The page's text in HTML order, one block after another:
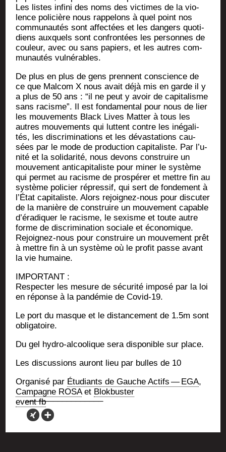
Les listes infi­ni des noms des vic­times de la vio­
lence poli­cière nous rap­pe­lons à quel point nos
com­mu­nau­tés sont affec­tées et les dan­gers quo­ti­
diens aux­quels sont confron­tées les per­sonnes de
cou­leur, avec ou sans papiers, et les autres com­
mu­nau­tés vulnérables.
De plus en plus de gens prennent conscience de
ce que Mal­com X nous avait déjà mis en garde il y
a plus de 50 ans : “il ne peut y avoir de capi­ta­lisme
sans racisme”. Il est fon­da­men­tal pour nous de lier
les mou­ve­ments Black Lives Mat­ter à tous les
autres mou­ve­ments qui luttent contre les inéga­li­
tés, les dis­cri­mi­na­tions et les dévas­ta­tions cau­
sées par le mode de pro­duc­tion capi­ta­liste. Par l’u­
ni­té et la soli­da­ri­té, nous devons construire un
mou­ve­ment anti­ca­pi­ta­liste pour miner le sys­tème
qui per­met au racisme de pros­pé­rer et mettre fin au
sys­tème poli­cier répres­sif, qui sert de fon­de­ment à
l’É­tat capi­ta­liste. Alors rejoi­gnez-nous pour dis­cu­ter
de la manière de construire un mou­ve­ment capable
d’é­ra­di­quer le racisme, le sexisme et toute autre
forme de dis­cri­mi­na­tion sociale et éco­no­mique.
Rejoi­gnez-nous pour construire un mou­ve­ment prêt
à mettre fin à un sys­tème où le pro­fit passe avant
la vie humaine.
IMPORTANT :
Res­pec­ter les mesure de sécu­ri­té impo­sé par la loi
en réponse à la pan­dé­mie de Covid-19.
Le port du masque et le dis­tan­ce­ment de 1.5m sont
obligatoire.
Du gel hydro-alcoo­lique sera dis­po­nible sur place.
Les dis­cus­sions auront lieu par bulles de 10
Orga­ni­sé par Étu­diants de Gauche Actifs — EGA,
Cam­pagne ROSAet Blok­bus­ter
event fb